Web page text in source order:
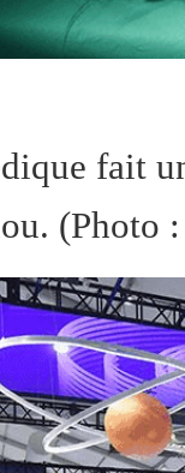
fait
(Photo